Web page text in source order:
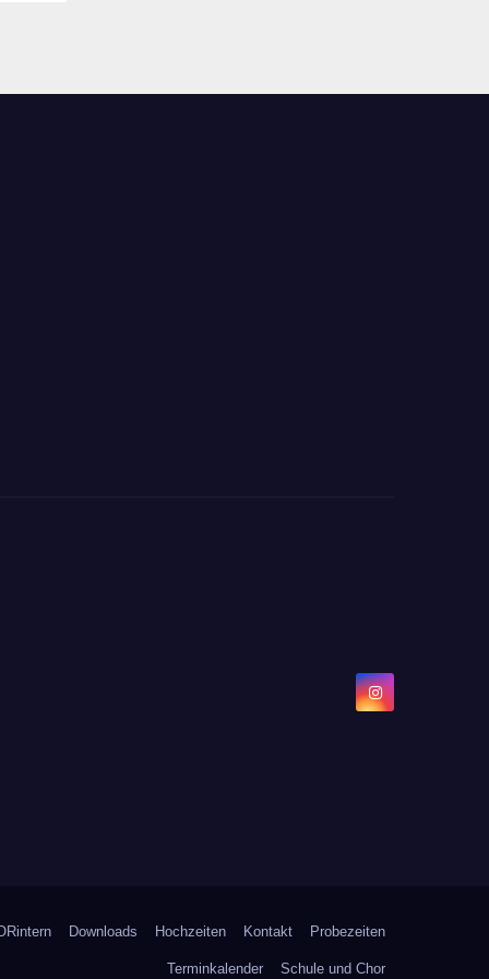
Downloads Hochzeiten Kontakt Probezeiten
Terminkalender Schule und Chor